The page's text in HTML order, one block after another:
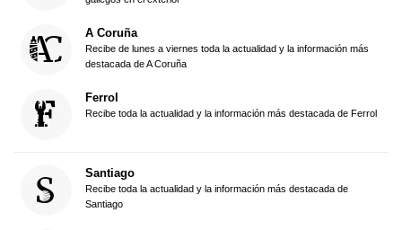
A Coruña
Recibe de lunes a viernes toda la actualidad y la información más
destacada de A Coruña
Ferrol
Recibe toda la actualidad y la información más destacada de Ferrol
Santiago
Recibe toda la actualidad y la información más destacada de
Santiago